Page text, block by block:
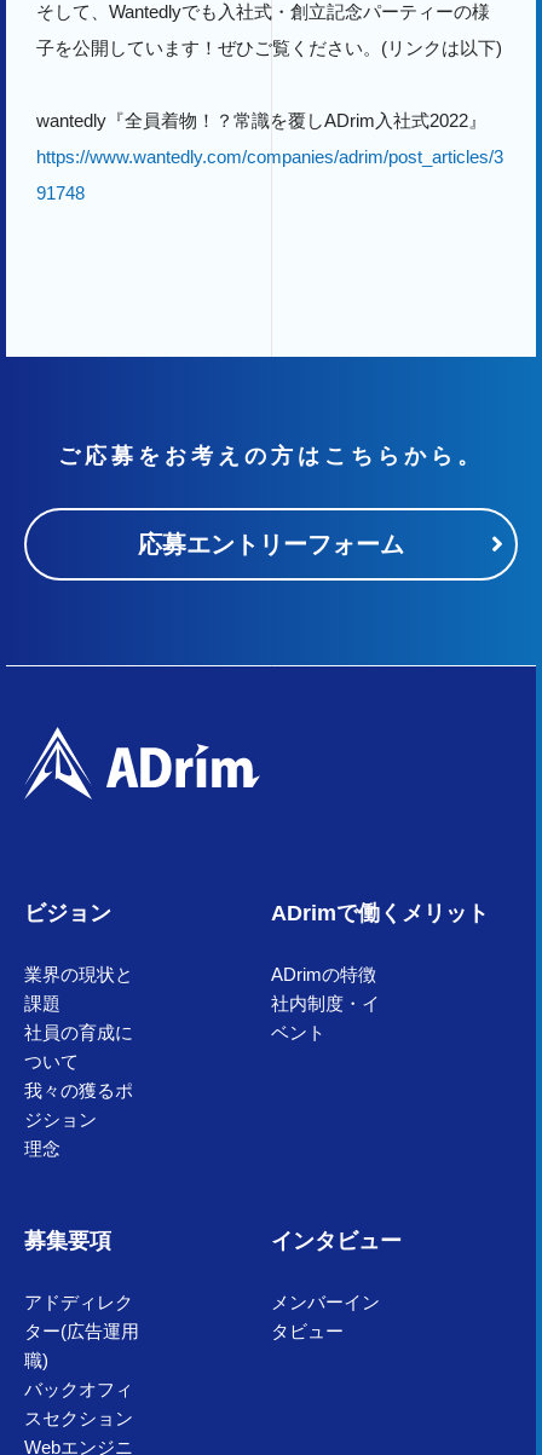
そして、Wantedlyでも入社式・創立記念パーティーの様
子を公開しています！ぜひご覧ください。(リンクは以下)
wantedly『全員着物！？常識を覆しADrim入社式2022』
https://www.wantedly.com/companies/adrim/post_articles/3
91748
ご応募をお考えの方はこちらから。
応募エントリーフォーム
ビジョン
業界の現状と
課題
社員の育成に
ついて
我々の獲るポ
ジション
理念
ADrimで働くメリット
ADrimの特徴
社内制度・イ
ベント
募集要項
アドディレク
ター(広告運用
職)
バックオフィ
スセクション
Webエンジニ
インタビュー
メンバーイン
タビュー